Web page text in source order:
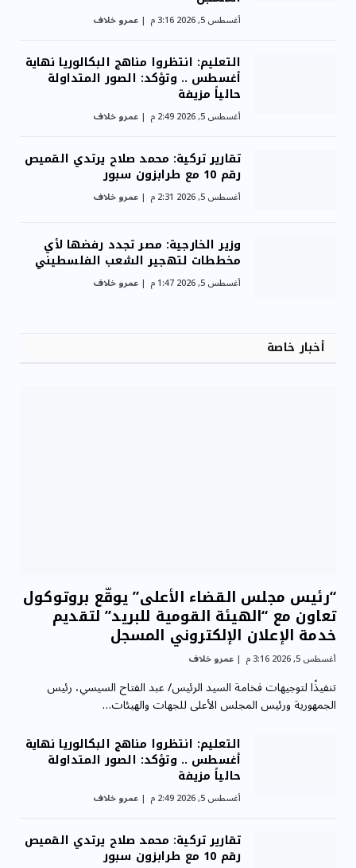
أغسطس 5, 2026 3:16 م عمرو خلاف
التعليم: انتظروا مناهج البكالوريا نهاية
أغسطس .. وتؤكد: الصور المتداولة
حالياً مزيفة
أغسطس 5, 2026 2:49 م عمرو خلاف
تقارير تركية: محمد صلاح يرتدي القميص
رقم 10 مع طرابزون سبور
أغسطس 5, 2026 2:31 م عمرو خلاف
وزير الخارجية: مصر تجدد رفضها لأي
مخططات لتهجير الشعب الفلسطيني
أغسطس 5, 2026 1:47 م عمرو خلاف
أخبار خاصة
“رئيس مجلس القضاء الأعلى” يوقّع بروتوكول
تعاون مع “الهيئة القومية للبريد” لتقديم
خدمة الإعلان الإلكتروني المسجل
أغسطس 5, 2026 3:16 م عمرو خلاف
تنفيذًا لتوجيهات فخامة السيد الرئيس/ عبد الفتاح السيسي، رئيس
الجمهورية ورئيس المجلس الأعلى للجهات والهيئات…
التعليم: انتظروا مناهج البكالوريا نهاية
أغسطس .. وتؤكد: الصور المتداولة
حالياً مزيفة
أغسطس 5, 2026 2:49 م عمرو خلاف
تقارير تركية: محمد صلاح يرتدي القميص
رقم 10 مع طرابزون سبور